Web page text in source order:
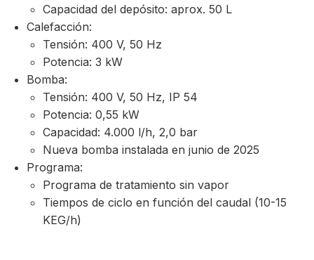
Capacidad del depósito: aprox. 50 L
Calefacción:
Tensión: 400 V, 50 Hz
Potencia: 3 kW
Bomba:
Tensión: 400 V, 50 Hz, IP 54
Potencia: 0,55 kW
Capacidad: 4.000 l/h, 2,0 bar
Nueva bomba instalada en junio de 2025
Programa:
Programa de tratamiento sin vapor
Tiempos de ciclo en función del caudal (10-15
KEG/h)